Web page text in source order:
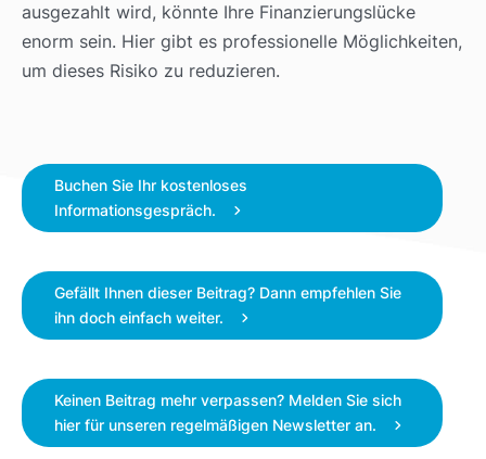
ausgezahlt wird, könnte Ihre Finanzierungslücke
enorm sein. Hier gibt es professionelle Möglichkeiten,
um dieses Risiko zu reduzieren.
Buchen Sie Ihr kostenloses
Informationsgespräch.
Gefällt Ihnen dieser Beitrag? Dann empfehlen Sie
ihn doch einfach weiter.
Keinen Beitrag mehr verpassen? Melden Sie sich
hier für unseren regelmäßigen Newsletter an.